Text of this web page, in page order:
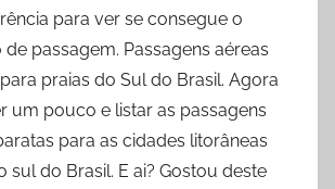
para ver se consegue o
passagem. Passagens aéreas
praias do Sul do Brasil. Agora
um pouco e listar as passagens
para as cidades litorâneas
sul do Brasil. E ai? Gostou deste